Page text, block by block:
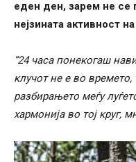
еден ден, зарем не се
нејзината активност
“24 часа понекогаш
клучот не е во времето,
разбирањето меѓу
хармонија во тој круг,